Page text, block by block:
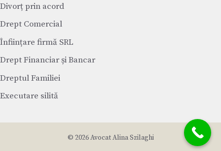
Divorț prin acord
Drept Comercial
Înființare firmă SRL
Drept Financiar și Bancar
Dreptul Familiei
Executare silită
© 2026 Avocat Alina Szilaghi